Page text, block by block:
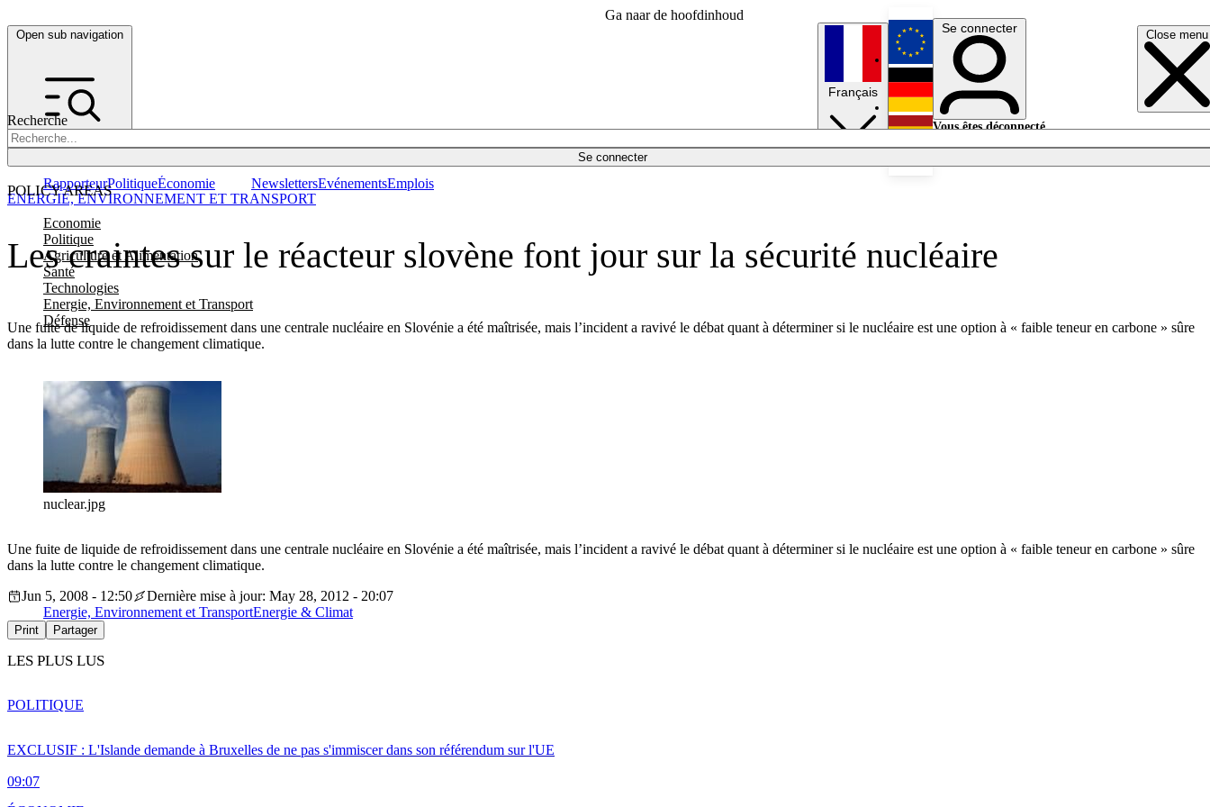
Ga naar de hoofdinhoud
Open sub navigation Close menu
Recherche
Se connecter
POLICY AREAS
Economie
Politique
Agriculture et Alimentation
Santé
Technologies
Energie, Environnement et Transport
Défense
RapporteurPolitiqueÉconomie NewslettersEvénementsEmplois
Français
English
Deutsch
Se connecter
Vous êtes déconnecté.
Les craintes sur le réacteur slovène font jour sur la sécurité nucléaire
Une fuite de liquide de refroidissement dans une centrale nucléaire en Slovénie a été maîtrisée, mais l’incident a ravivé le débat quant à déterminer si le nucléaire est une option à « faible teneur en carbone » sûre
dans la lutte contre le changement climatique.
ENERGIE, ENVIRONNEMENT ET TRANSPORT
nuclear.jpg
Une fuite de liquide de refroidissement dans une centrale nucléaire en Slovénie a été maîtrisée, mais l’incident a ravivé le débat quant à déterminer si le nucléaire est une option à « faible teneur en carbone » sûre
dans la lutte contre le changement climatique.
Jun 5, 2008 - 12:50
Dernière mise à jour: May 28, 2012 - 20:07
Energie, Environnement et TransportEnergie & Climat
Print Partager
LES PLUS LUS
EXCLUSIF : L'Islande demande à Bruxelles de ne pas s'immiscer dans son référendum sur l'UE
09:07
POLITIQUE